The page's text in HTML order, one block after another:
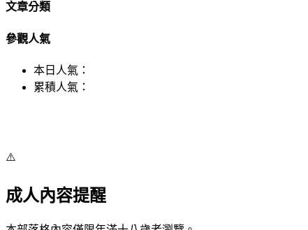
文章分類
參觀人氣
本日人氣：
累積人氣：
⚠️
成人內容提醒